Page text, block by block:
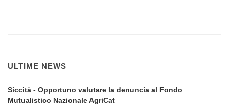
ULTIME NEWS
Siccità - Opportuno valutare la denuncia al Fondo
Mutualistico Nazionale AgriCat